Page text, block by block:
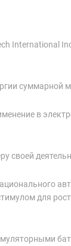
International
суммарной
в
своей
для